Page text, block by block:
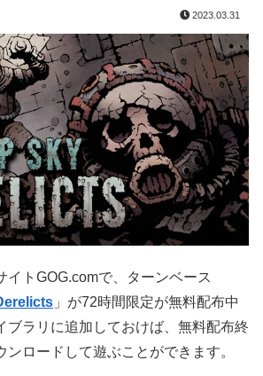
2023.03.31
イトGOG.comで、ターンベース
」が72時間限定が無料配布中
ブラリに追加しておけば、無料配布終
ンロードして遊ぶことができます。